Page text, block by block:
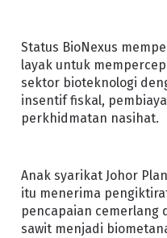
Status BioNexus
layak untuk
sektor bioteknologi
insentif fiskal,
perkhidmatan nasihat.
Anak syarikat Johor
itu menerima
pencapaian cemerlang
sawit menjadi